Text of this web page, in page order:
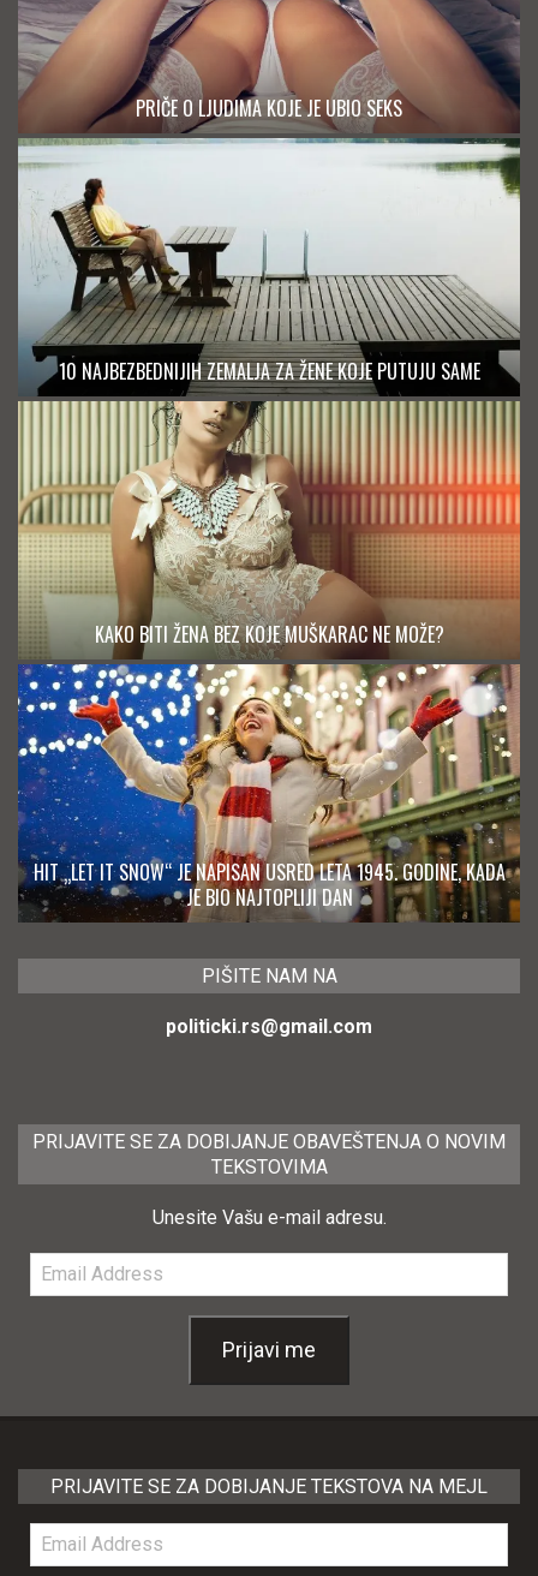
PRIČE O LJUDIMA KOJE JE UBIO SEKS
10 NAJBEZBEDNIJIH ZEMALJA ZA ŽENE KOJE PUTUJU SAME
KAKO BITI ŽENA BEZ KOJE MUŠKARAC NE MOŽE?
HIT „LET IT SNOW“ JE NAPISAN USRED LETA 1945. GODINE, KADA
JE BIO NAJTOPLIJI DAN
PIŠITE NAM NA
politicki.rs@gmail.com
PRIJAVITE SE ZA DOBIJANJE OBAVEŠTENJA O NOVIM
TEKSTOVIMA
Unesite Vašu e-mail adresu.
Email
Address
Prijavi me
PRIJAVITE SE ZA DOBIJANJE TEKSTOVA NA MEJL
Email
Address